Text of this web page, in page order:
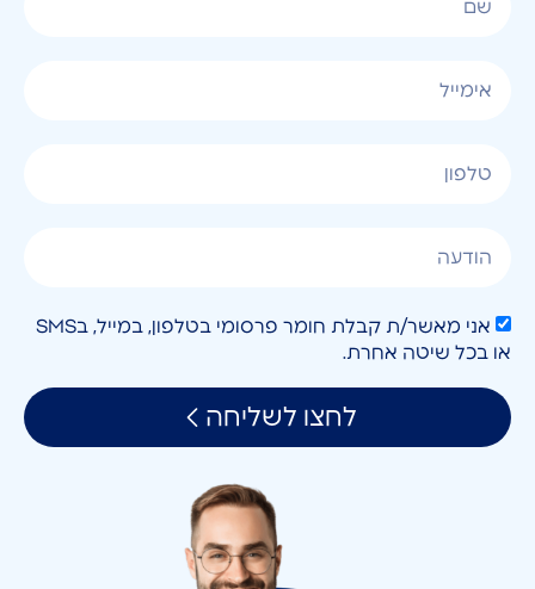
אני מאשר/ת קבלת חומר פרסומי בטלפון, במייל, בSMS
או בכל שיטה אחרת.
לחצו לשליחה